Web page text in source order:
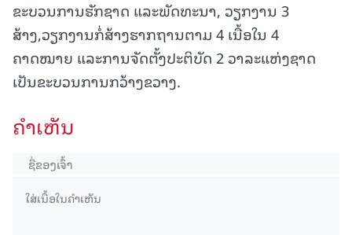
ຂະບວນການຮັກຊາດ ແລະພັດທະນາ, ວຽກງານ 3
ສ້າງ,ວຽກງານກໍ່ສ້າງຮາກຖານຕາມ 4 ເນື້ອໃນ 4
ຄາດໝາຍ ແລະການຈັດຕັ້ງປະຕິບັດ 2 ວາລະແຫ່ງຊາດ
ເປັນຂະບວນການກວ້າງຂວາງ.
ຄໍາເຫັນ